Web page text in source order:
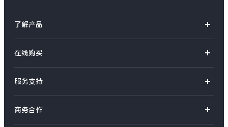
了解产品
S系列
Y系列
iQOO手机
在线购买
选购手机
选购配件
服务支持
服务网点
商务合作